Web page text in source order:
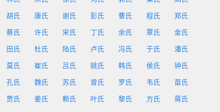
胡氏 唐氏 谢氏 彭氏 曹氏 程氏 郑氏
蔡氏 许氏 宋氏 丁氏 余氏 覃氏 金氏
田氏 杜氏 陆氏 卢氏 冯氏 于氏 潘氏
莫氏 崔氏 吕氏 姚氏 韩氏 侯氏 钟氏
孔氏 魏氏 苏氏 曾氏 罗氏 韦氏 苗氏
贾氏 姜氏 赖氏 叶氏 黎氏 方氏 蒋氏